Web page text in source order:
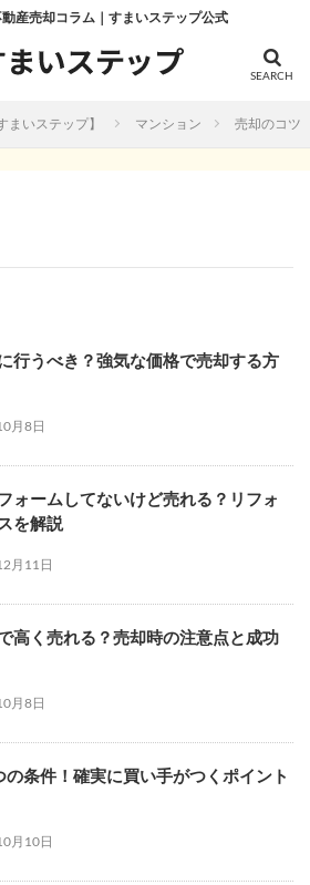
動産売却コラム｜すまいステップ公式
まいステップ】 マンション 売却のコツ
行うべき？強気な価格で売却する方
月8日
ォームしてないけど売れる？リフォ
を解説
月11日
高く売れる？売却時の注意点と成功
月8日
条件！確実に買い手がつくポイント
月10日